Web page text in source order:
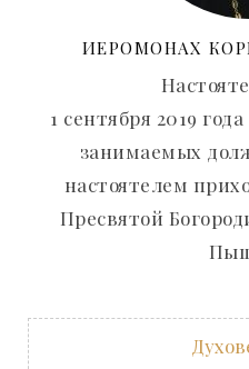
ИЕРОМОНАХ
1 сентября 2019
занимаемых
настоятелем
Пресвятой